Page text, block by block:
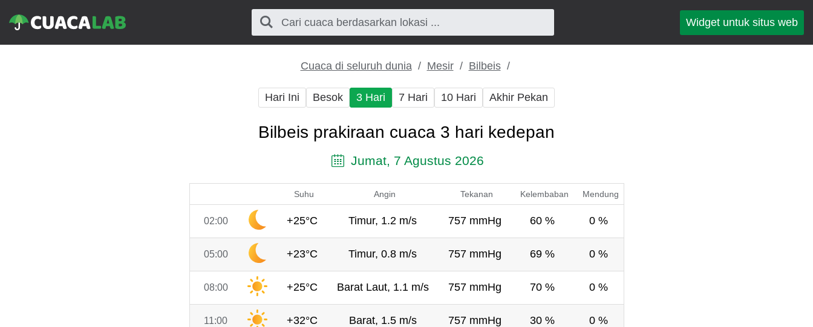
Widget untuk situs web
Cuaca di seluruh dunia Mesir Bilbeis
Hari Ini Besok 3 Hari 7 Hari 10 Hari Akhir Pekan
Bilbeis prakiraan cuaca 3 hari kedepan
Jumat, 7 Agustus 2026
Suhu Angin Tekanan Kelembaban Mendung
02:00 +25°C Timur, 1.2 m/s 757 mmHg 60 % 0 %
05:00 +23°C Timur, 0.8 m/s 757 mmHg 69 % 0 %
08:00 +25°C Barat Laut, 1.1 m/s 757 mmHg 70 % 0 %
11:00 +32°C Barat, 1.5 m/s 757 mmHg 30 % 0 %